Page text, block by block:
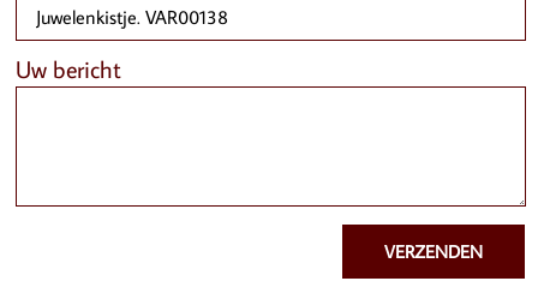
Uw bericht
VERZENDEN